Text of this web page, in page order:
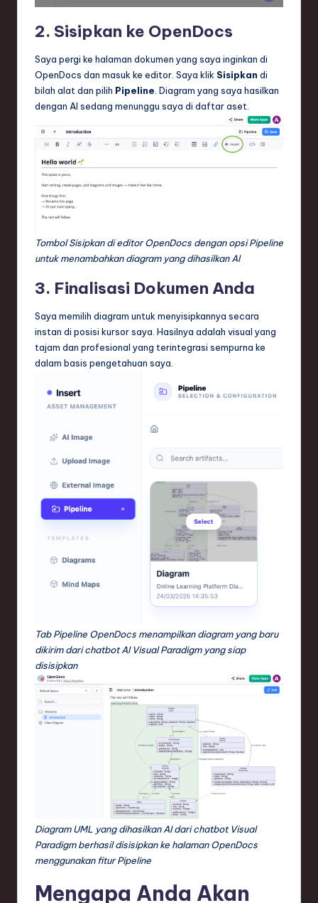
2. Sisipkan ke OpenDocs
Saya pergi ke halaman dokumen yang saya inginkan di
OpenDocs dan masuk ke editor. Saya klik Sisipkan di
bilah alat dan pilih Pipeline. Diagram yang saya hasilkan
dengan AI sedang menunggu saya di daftar aset.
Tombol Sisipkan di editor OpenDocs dengan opsi Pipeline
untuk menambahkan diagram yang dihasilkan AI
3. Finalisasi Dokumen Anda
Saya memilih diagram untuk menyisipkannya secara
instan di posisi kursor saya. Hasilnya adalah visual yang
tajam dan profesional yang terintegrasi sempurna ke
dalam basis pengetahuan saya.
Tab Pipeline OpenDocs menampilkan diagram yang baru
dikirim dari chatbot AI Visual Paradigm yang siap
disisipkan
Diagram UML yang dihasilkan AI dari chatbot Visual
Paradigm berhasil disisipkan ke halaman OpenDocs
menggunakan fitur Pipeline
Mengapa Anda Akan